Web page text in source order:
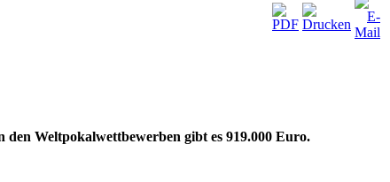
Weltpokalwettbewerben gibt es 919.000 Euro.